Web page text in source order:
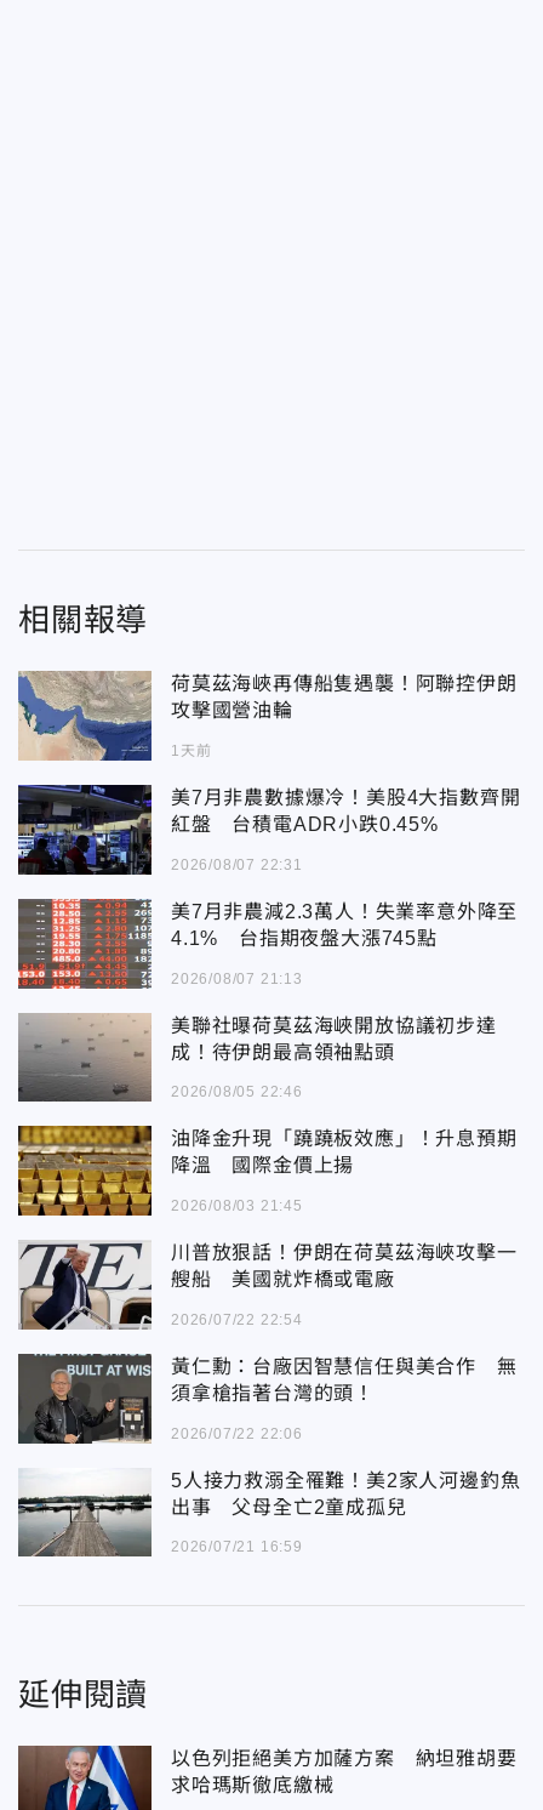
相關報導
荷莫茲海峽再傳船隻遇襲！阿聯控伊朗
攻擊國營油輪
1天前
美7月非農數據爆冷！美股4大指數齊開
紅盤 台積電ADR小跌0.45%
2026/08/07 22:31
美7月非農減2.3萬人！失業率意外降至
4.1% 台指期夜盤大漲745點
2026/08/07 21:13
美聯社曝荷莫茲海峽開放協議初步達
成！待伊朗最高領袖點頭
2026/08/05 22:46
油降金升現「蹺蹺板效應」！升息預期
降溫 國際金價上揚
2026/08/03 21:45
川普放狠話！伊朗在荷莫茲海峽攻擊一
艘船 美國就炸橋或電廠
2026/07/22 22:54
黃仁勳：台廠因智慧信任與美合作 無
須拿槍指著台灣的頭！
2026/07/22 22:06
5人接力救溺全罹難！美2家人河邊釣魚
出事 父母全亡2童成孤兒
2026/07/21 16:59
延伸閱讀
以色列拒絕美方加薩方案 納坦雅胡要
求哈瑪斯徹底繳械